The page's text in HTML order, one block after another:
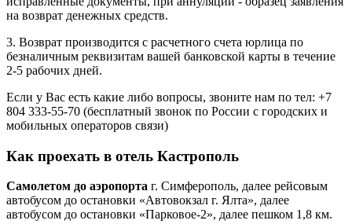
на возврат денежных средств.
3. Возврат производится с расчетного счета юрлица по
безналичным реквизитам вашей банковской карты в течение
2-5 рабочих дней.
Если у Вас есть какие либо вопросы, звоните нам по тел: +7
804 333-55-70 (бесплатный звонок по России с городских и
мобильных операторов связи)
Как проехать в отель Кастрополь
Самолетом до аэропорта г. Симферополь, далее рейсовым
автобусом до остановки «Автовокзал г. Ялта», далее
автобусом до остановки «Парковое-2», далее пешком 1,8 км.